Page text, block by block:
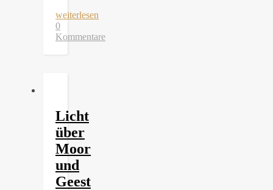
weiterlesen
0
Kommentare
Licht
über
Moor
und
Geest